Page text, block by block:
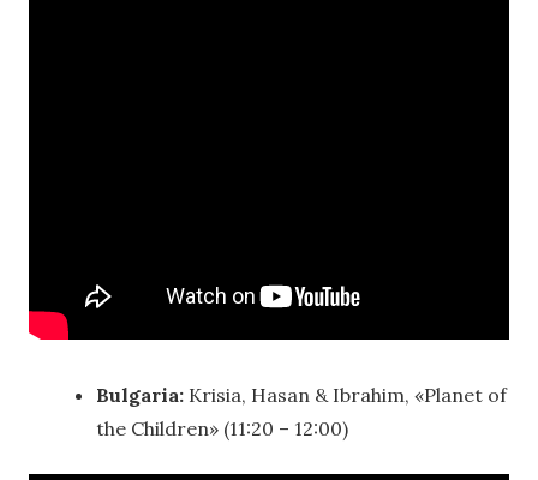
Bulgaria: Krisia, Hasan & Ibrahim, «Planet of
the Children» (11:20 – 12:00)